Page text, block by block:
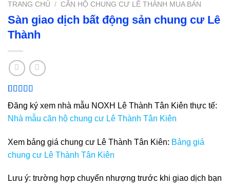
TRANG CHỦ / CĂN HỘ CHUNG CƯ LÊ THÀNH MUA BÁN
Sàn giao dịch bất động sản chung cư Lê
Thành
5.00
trên 5
dựa trên
1
đánh giá
Đăng ký xem nhà mẫu NOXH Lê Thành Tân Kiên thực tế:
Nhà mẫu căn hộ chung cư Lê Thành Tân Kiên
Xem bảng giá chung cư Lê Thành Tân Kiên: Bảng giá
chung cư Lê Thành Tân Kiên
Lưu ý: trường hợp chuyển nhượng trước khi giao dịch bạn